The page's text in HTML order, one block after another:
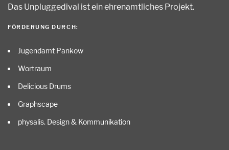
Das Unpluggedival ist ein ehrenamtliches Projekt.
FÖRDERUNG DURCH:
Jugendamt Pankow
Wortraum
Delicious Drums
Graphscape
physalis. Design & Kommunikation